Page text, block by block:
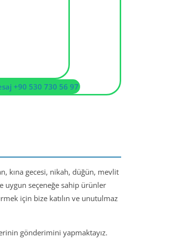
+90 530 730 56 97
kına gecesi, nikah, düğün, mevlit
uygun seçeneğe sahip ürünler
için bize katılın ve unutulmaz
gönderimini yapmaktayız.